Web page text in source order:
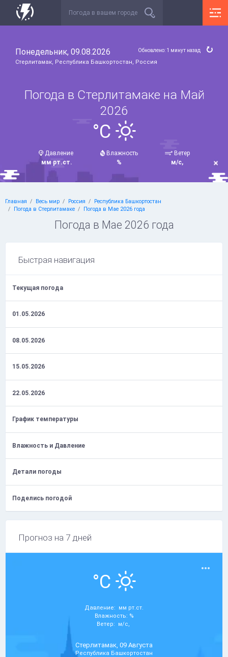
Понедельник, 09.08.2026
Стерлитамак, Республика Башкортостан, Россия
Обновлено: 1 минут назад
Погода в Стерлитамаке на Май
2026
°C
Давление
мм рт.ст.
Влажность
%
Ветер
м/с,
Главная Весь мир Россия
Республика Башкортостан
Погода в Стерлитамаке
Погода в Мае 2026 года
Погода в Мае 2026 года
Быстрая навигация
Текущая погода
01.05.2026
08.05.2026
15.05.2026
22.05.2026
График температуры
Влажность и Давление
Детали погоды
Поделись погодой
Прогноз на 7 дней
°C
Давление: мм рт.ст.
Влажность: %
Ветер: м/с,
Стерлитамак, 09 Августа
Республика Башкортостан